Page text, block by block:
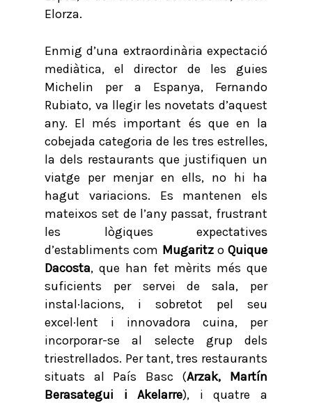
Elorza.
Enmig d’una extraordinària expectació
mediàtica, el director de les guies
Michelin per a Espanya, Fernando
Rubiato, va llegir les novetats d’aquest
any. El més important és que en la
cobejada categoria de les tres estrelles,
la dels restaurants que justifiquen un
viatge per menjar en ells, no hi ha
hagut variacions. Es mantenen els
mateixos set de l’any passat, frustrant
les lògiques expectatives
d’establiments com Mugaritzo Quique
Dacosta, que han fet mèrits més que
suficients per servei de sala, per
instal·lacions, i sobretot pel seu
excel·lent i innovadora cuina, per
incorporar-se al selecte grup dels
triestrellados. Per tant, tres restaurants
situats al País Basc (Arzak, Martín
Berasategui i Akelarre), i quatre a